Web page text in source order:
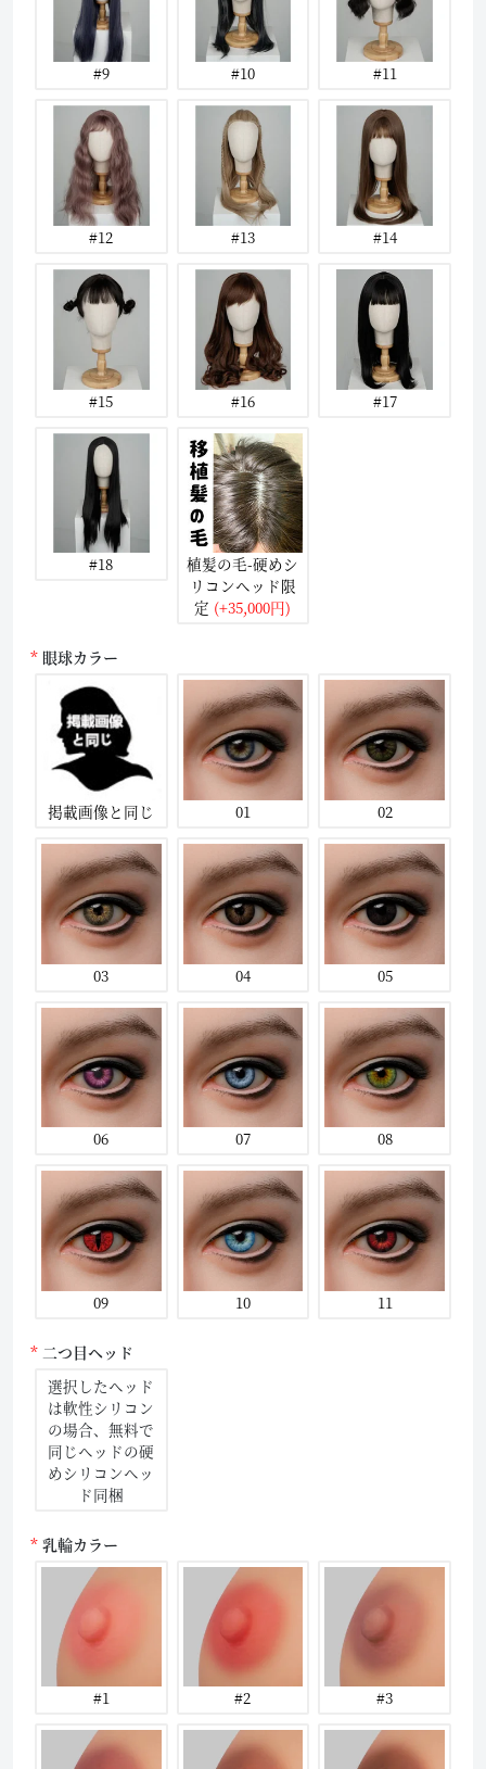
#9 #10 #11
#12 #13 #14
#15 #16 #17
#18
植髪の毛-硬めシ
リコンヘッド限
定 (+35,000円)
眼球カラー
掲載画像と同じ 01 02
03 04 05
06 07 08
09 10 11
二つ目ヘッド
選択したヘッド
は軟性シリコン
の場合、無料で
同じヘッドの硬
めシリコンヘッ
ド同梱
乳輪カラー
#1 #2 #3